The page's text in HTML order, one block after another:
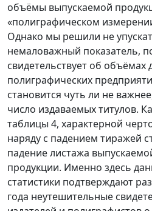
объёмы выпускаемой
«полиграфическом
Однако мы решили не
немаловажный показатель,
свидетельствует об объёмах
полиграфических
становится чуть ли не
число издаваемых титулов.
таблицы 4, характерной
наряду с падением тиражей
падение листажа
продукции. Именно здесь
статистики подтверждают
года неутешительные